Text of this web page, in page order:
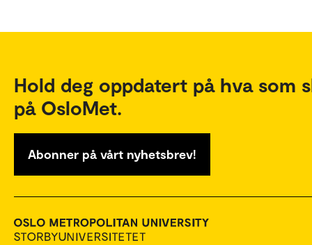
Hold deg oppdatert på hva som
på OsloMet.
Abonner på vårt nyhetsbrev!